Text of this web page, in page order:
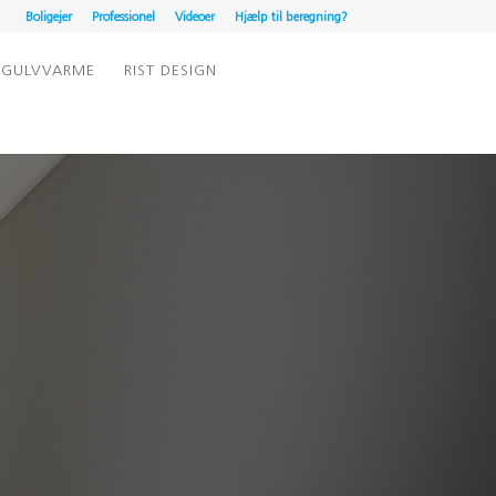
Boligejer Professionel Videoer Hjælp til beregning?
GULVVARME RIST DESIGN